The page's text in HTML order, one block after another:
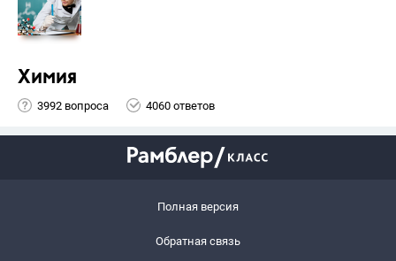
Химия
3992 вопроса 4060 ответов
Полная версия
Обратная связь